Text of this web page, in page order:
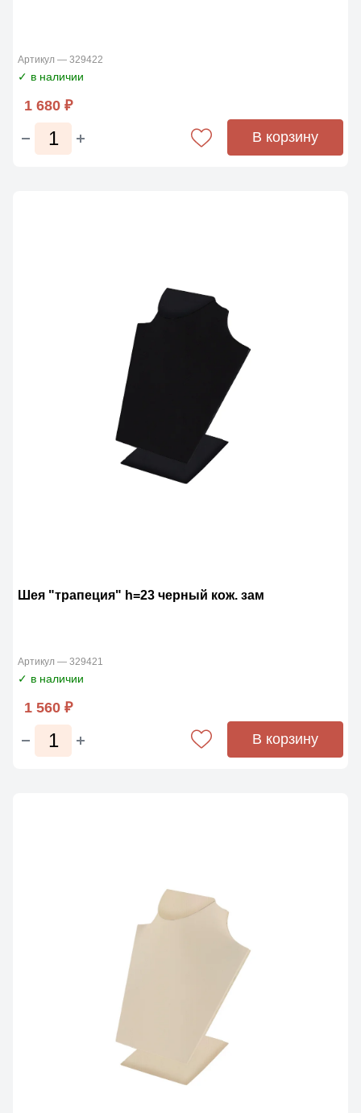
Артикул — 329422
✓ в наличии
1 680 ₽
В корзину
Шея "трапеция" h=23 черный кож. зам
Артикул — 329421
✓ в наличии
1 560 ₽
В корзину